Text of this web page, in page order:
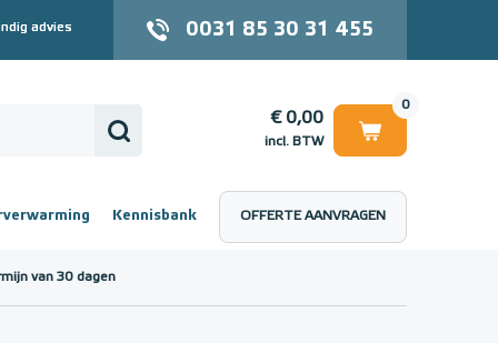
advies 0031 85 30 31 455
0
€ 0,00
incl. BTW
€ 0,00
Kennisbank OFFERTE AANVRAGEN
van 30 dagen